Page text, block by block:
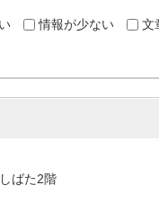
情報が少ない 文
ばた2階